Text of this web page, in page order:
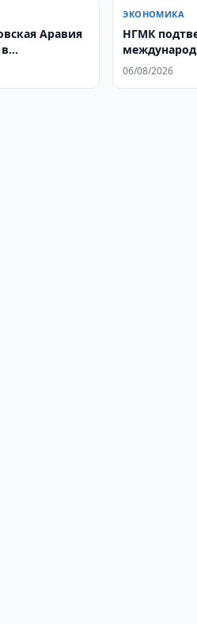
Аравия
ЭКОНОМИКА
НГМК
37301
06/08/2026